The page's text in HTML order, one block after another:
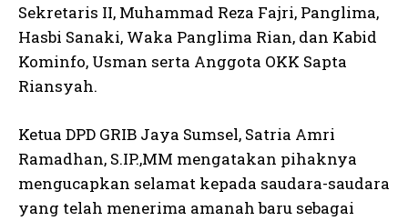
Sekretaris II, Muhammad Reza Fajri, Panglima,
Hasbi Sanaki, Waka Panglima Rian, dan Kabid
Kominfo, Usman serta Anggota OKK Sapta
Riansyah.
Ketua DPD GRIB Jaya Sumsel, Satria Amri
Ramadhan, S.IP.,MM mengatakan pihaknya
mengucapkan selamat kepada saudara-saudara
yang telah menerima amanah baru sebagai